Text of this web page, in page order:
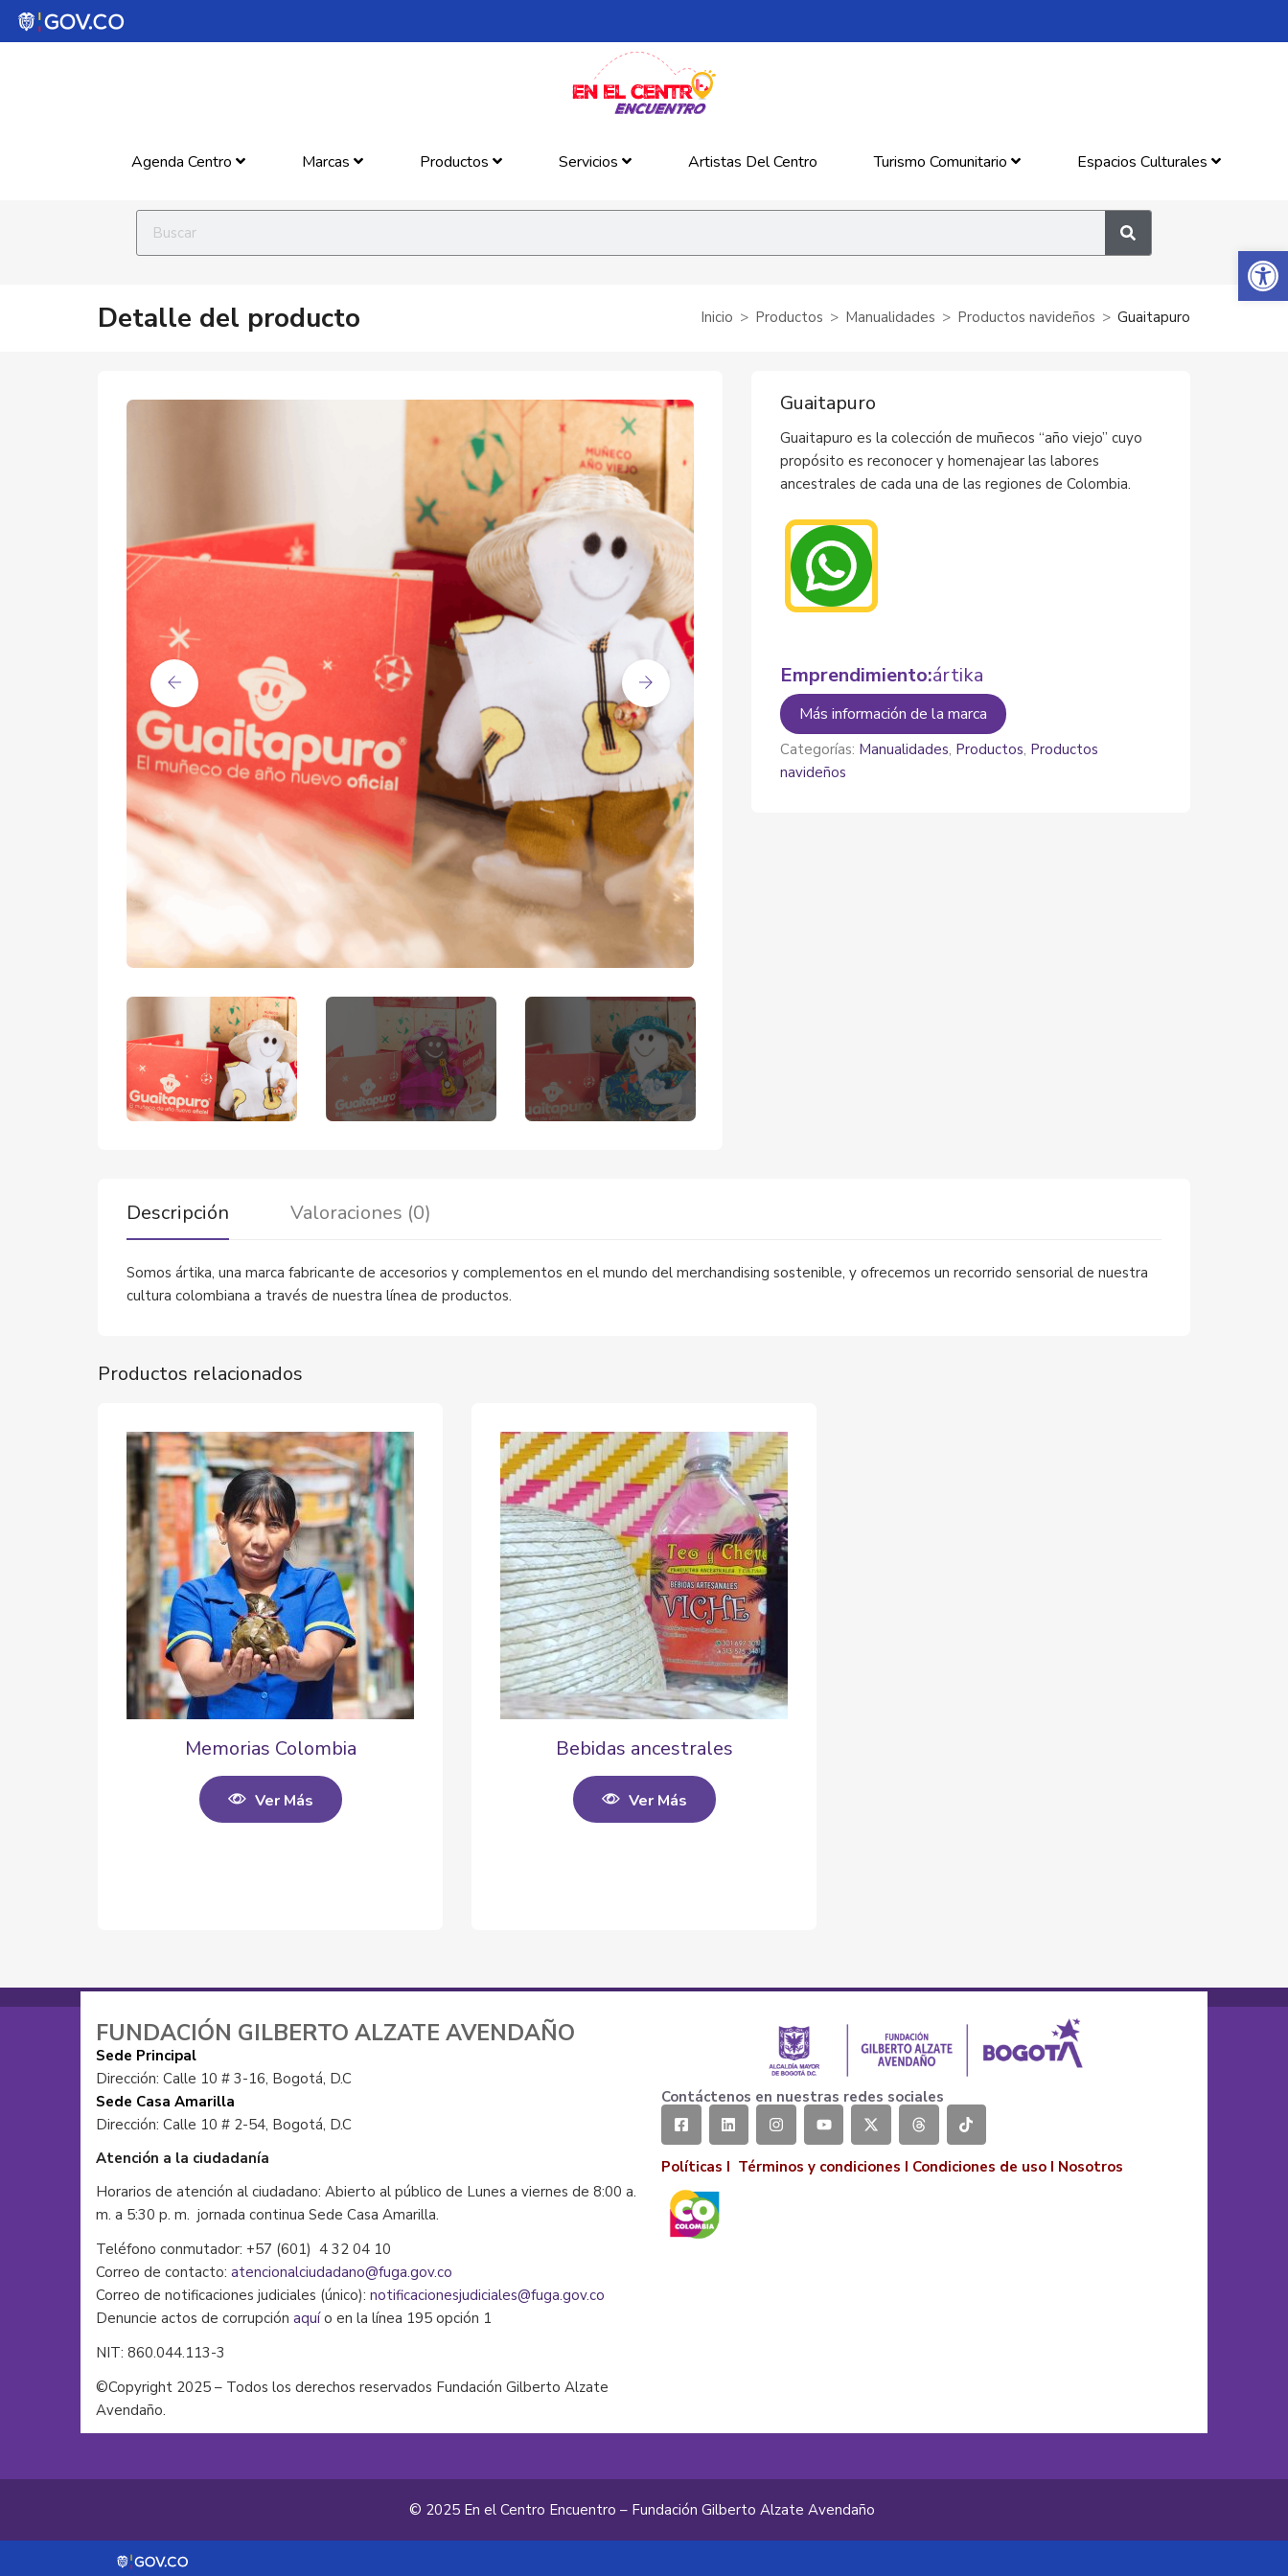
Abrir
Agenda Centro Marcas Productos Servicios Artistas Del Centro Turismo Comunitario Espacios Culturales
Detalle del producto Inicio Productos Manualidades Productos navideños Guaitapuro
Guaitapuro
Guaitapuro es la colección de muñecos “año viejo” cuyo
propósito es reconocer y homenajear las labores
ancestrales de cada una de las regiones de Colombia.
Emprendimiento:ártika
Más información de la marca
Categorías: Manualidades, Productos, Productos
navideños
Descripción Valoraciones (0)
Somos ártika, una marca fabricante de accesorios y complementos en el mundo del merchandising sostenible, y ofrecemos un recorrido sensorial de nuestra
cultura colombiana a través de nuestra línea de productos.
Productos relacionados
Memorias Colombia
Ver Más
Bebidas ancestrales
Ver Más
FUNDACIÓN GILBERTO ALZATE AVENDAÑO
Sede Principal
Dirección: Calle 10 # 3-16, Bogotá, D.C
Sede Casa Amarilla
Dirección: Calle 10 # 2-54, Bogotá, D.C
Atención a la ciudadanía
Horarios de atención al ciudadano: Abierto al público de Lunes a viernes de 8:00 a.
m. a 5:30 p. m. jornada continua Sede Casa Amarilla.
Teléfono conmutador: +57 (601) 4 32 04 10
Correo de contacto: atencionalciudadano@fuga.gov.co
Correo de notificaciones judiciales (único): notificacionesjudiciales@fuga.gov.co
Denuncie actos de corrupción aquío en la línea 195 opción 1
NIT: 860.044.113-3
©Copyright 2025 – Todos los derechos reservados Fundación Gilberto Alzate
Avendaño.
Contáctenos en nuestras redes sociales
Políticas I Términos y condiciones I Condiciones de uso I Nosotros
© 2025 En el Centro Encuentro – Fundación Gilberto Alzate Avendaño